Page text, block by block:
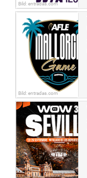
Bild: entradas.com
Bild: entradas.com